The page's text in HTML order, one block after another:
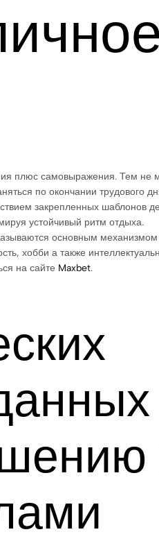
плюс самовыражения. Тем не
по окончании трудового
закрепленных шаблонов
устойчивый ритм отдыха.
основным
хобби а также
на сайте Maxbet.